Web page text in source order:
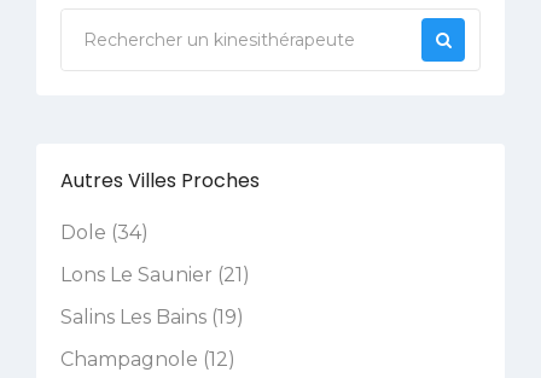
Autres Villes Proches
Dole (34)
Lons Le Saunier (21)
Salins Les Bains (19)
Champagnole (12)